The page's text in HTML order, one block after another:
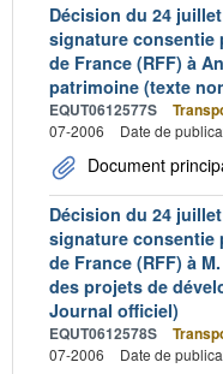
Décision du 24
signature consentie
de France (RFF) à
patrimoine (texte
EQUT0612577S
07-2006
Date de
Document
Décision du 24
signature consentie
de France (RFF) à
des projets de
Journal officiel)
EQUT0612578S
07-2006
Date de